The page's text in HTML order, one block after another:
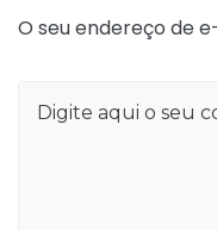
O seu endereço de